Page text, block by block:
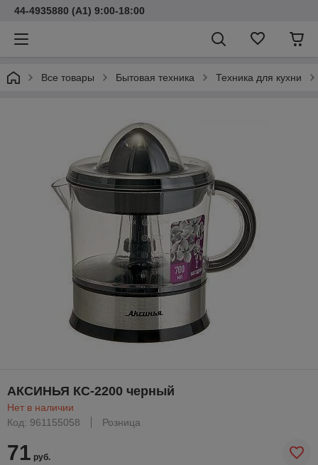
44-4935880 (A1) 9:00-18:00
Все товары Бытовая техника Техника для кухни
АКСИНЬЯ КС-2200 черный
Нет в наличии
Код: 961155058
Розница
71 руб.